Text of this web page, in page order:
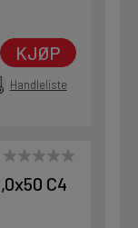
KJØP
Handleliste
C4